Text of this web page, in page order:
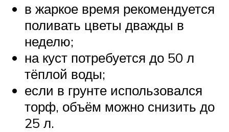
в жаркое время рекомендуется
поливать цветы дважды в
неделю;
на куст потребуется до 50 л
тёплой воды;
если в грунте использовался
торф, объём можно снизить до
25 л.